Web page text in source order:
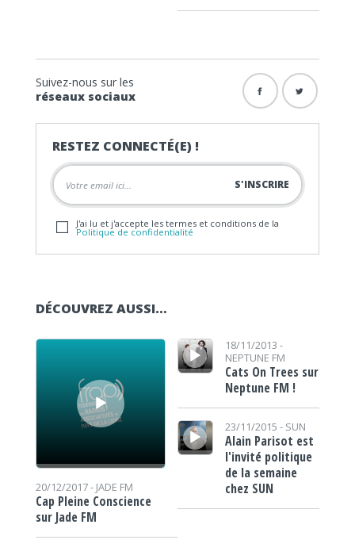
Suivez-nous sur les
réseaux sociaux
RESTEZ CONNECTÉ(E) !
J'ai lu et j'accepte les termes et conditions de la
Politique de confidentialité
DÉCOUVREZ AUSSI…
Lecteur audio
20/12/2017 - JADE FM
Cap Pleine Conscience
sur Jade FM
Lecteur audio18/11/2013 -
NEPTUNE FM
Cats On Trees sur
Neptune FM !
Lecteur audio
23/11/2015 - SUN
Alain Parisot est
l'invité politique
de la semaine
chez SUN